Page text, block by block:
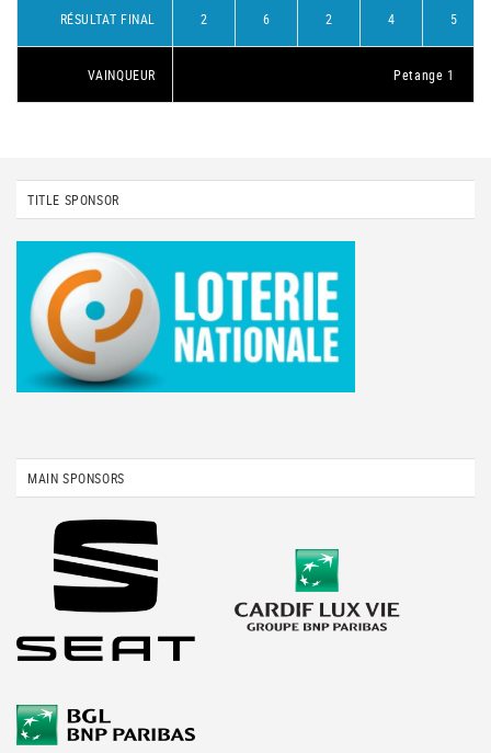
RÉSULTAT FINAL 2 6 2 4 5
VAINQUEUR Petange 1
TITLE SPONSOR
MAIN SPONSORS